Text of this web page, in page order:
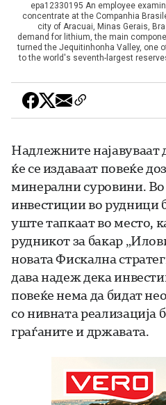
epa12330195 An employee
concentrate at the Companhia
city of Aracuai, Minas Gerais,
demand for lithium, the main
turned the Jequitinhonha Valley, one
to the world's seventh-largest
Надлежните најавуваат
ќе се издаваат повеќе
минерални суровини. Во
инвестиции во рудници
уште тапкаат во место,
рудникот за бакар
новата Фискална
дава надеж дека
повеќе нема да бидат
со нивната реализација
граѓаните и државата.